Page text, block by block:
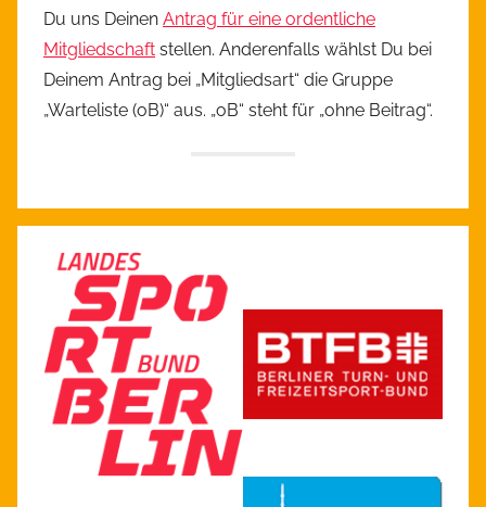
Du uns Deinen Antrag für eine ordentliche
Mitgliedschaft stellen. Anderenfalls wählst Du bei
Deinem Antrag bei „Mitgliedsart“ die Gruppe
„Warteliste (oB)“ aus. „oB“ steht für „ohne Beitrag“.